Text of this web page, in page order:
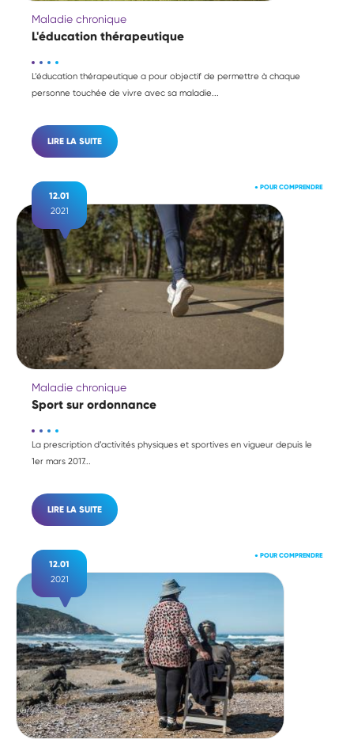
Maladie chronique
L'éducation thérapeutique
L’éducation thérapeutique a pour objectif de permettre à chaque
personne touchée de vivre avec sa maladie...
LIRE LA SUITE
12.01
2021
● POUR COMPRENDRE
Maladie chronique
Sport sur ordonnance
La prescription d’activités physiques et sportives en vigueur depuis le
1er mars 2017...
LIRE LA SUITE
12.01
2021
● POUR COMPRENDRE